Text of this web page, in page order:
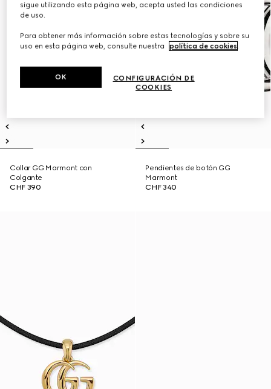
Collar GG Marmont con
Colgante
CHF 390
Pendientes de botón GG
Marmont
CHF 340
sigue utilizando esta página web, acepta usted las condiciones
de uso.
Para obtener más información sobre estas tecnologías y sobre su
uso en esta página web, consulte nuestra
política de cookies.
CONFIGURACIÓN DE
COOKIES
OK